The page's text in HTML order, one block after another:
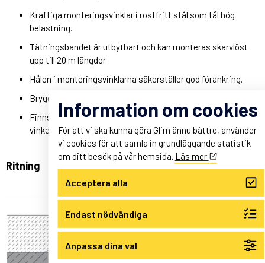
Kraftiga monteringsvinklar i rostfritt stål som tål hög
belastning.
Tätningsbandet är utbytbart och kan monteras skarvlöst
upp till 20 m längder.
Hålen i monteringsvinklarna säkerställer god förankring.
Bryggan kan även uppta sättningsrörelser.
Finns i varianter för montage mot vägg. Dold eller synlig
vinkel.
Ritning
Information om cookies
För att vi ska kunna göra Glim ännu bättre, använder
vi cookies för att samla in grundläggande statistik
om ditt besök på vår hemsida. Läs mer
Acceptera alla
Endast nödvändiga
Anpassa dina val